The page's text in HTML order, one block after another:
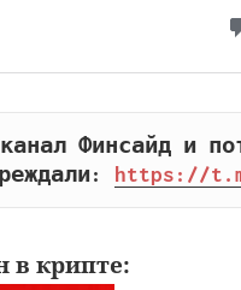
Финсайд и
https://
в крипте: